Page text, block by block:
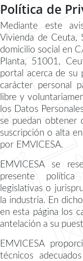
Política de
Mediante este
Vivienda de Ceuta,
domicilio social en
Planta, 51001,
portal acerca de su
carácter personal
libre y
los Datos
se puedan obtener
suscripción o alta
por EMVICESA.
EMVICESA se
presente
legislativas o
la industria. En
en esta página los
antelación a su
EMVICESA
técnicos